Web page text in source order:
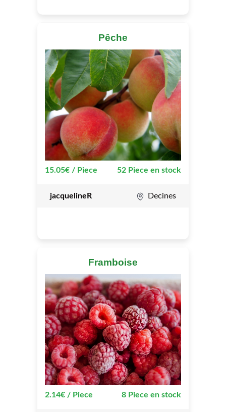
Pêche
15.05€ / Piece 52 Piece en stock
jacquelineR Decines
Framboise
2.14€ / Piece 8 Piece en stock